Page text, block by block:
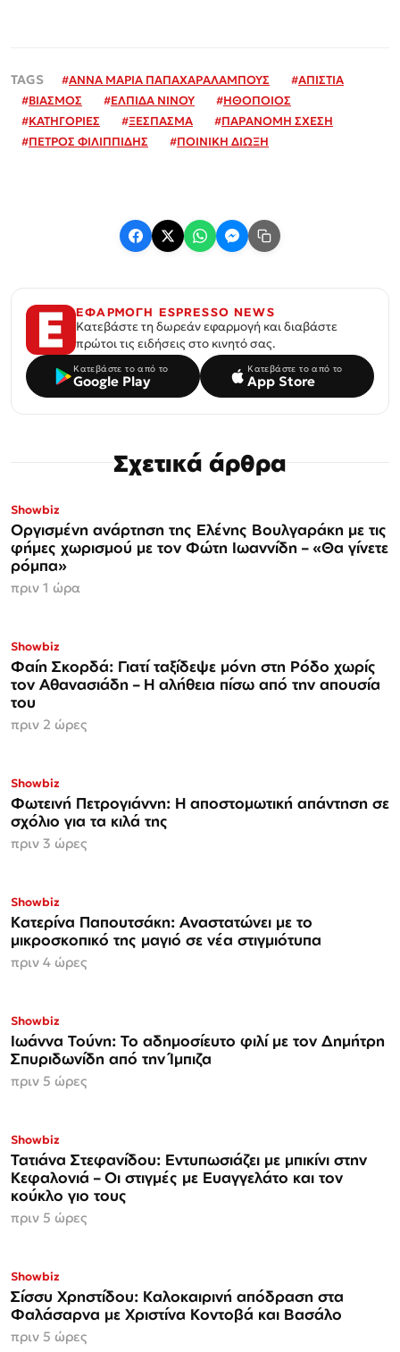
#ΑΝΝΑ ΜΑΡΙΑ ΠΑΠΑΧΑΡΑΛΑΜΠΟΥΣ #ΑΠΙΣΤΙΑ
#ΒΙΑΣΜΟΣ #ΕΛΠΙΔΑ ΝΙΝΟΥ #ΗΘΟΠΟΙΟΣ
#ΚΑΤΗΓΟΡΙΕΣ #ΞΕΣΠΑΣΜΑ #ΠΑΡΑΝΟΜΗ ΣΧΕΣΗ
#ΠΕΤΡΟΣ ΦΙΛΙΠΠΙΔΗΣ #ΠΟΙΝΙΚΗ ΔΙΩΞΗ
ΕΦΑΡΜΟΓΗ ESPRESSO NEWS
Κατεβάστε τη δωρεάν εφαρμογή και διαβάστε
πρώτοι τις ειδήσεις στο κινητό σας.
Κατεβάστε το από το
Google Play
Κατεβάστε το από το
App Store
Σχετικά άρθρα
Showbiz
Οργισμένη ανάρτηση της Ελένης Βουλγαράκη με τις
φήμες χωρισμού με τον Φώτη Ιωαννίδη – «Θα γίνετε
ρόμπα»
πριν 1 ώρα
Showbiz
Φαίη Σκορδά: Γιατί ταξίδεψε μόνη στη Ρόδο χωρίς
τον Αθανασιάδη – Η αλήθεια πίσω από την απουσία
του
πριν 2 ώρες
Showbiz
Φωτεινή Πετρογιάννη: Η αποστομωτική απάντηση σε
σχόλιο για τα κιλά της
πριν 3 ώρες
Showbiz
Κατερίνα Παπουτσάκη: Αναστατώνει με το
μικροσκοπικό της μαγιό σε νέα στιγμιότυπα
πριν 4 ώρες
Showbiz
Ιωάννα Τούνη: Το αδημοσίευτο φιλί με τον Δημήτρη
Σπυριδωνίδη από την Ίμπιζα
πριν 5 ώρες
Showbiz
Τατιάνα Στεφανίδου: Εντυπωσιάζει με μπικίνι στην
Κεφαλονιά – Οι στιγμές με Ευαγγελάτο και τον
κούκλο γιο τους
πριν 5 ώρες
Showbiz
Σίσσυ Χρηστίδου: Καλοκαιρινή απόδραση στα
Φαλάσαρνα με Χριστίνα Κοντοβά και Βασάλο
πριν 5 ώρες